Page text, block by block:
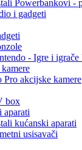
Powerbankovi -
i gadgeti
- Igre i igrače
Pro akcijske kamere
box
aparati
kućanski aparati
usisavači